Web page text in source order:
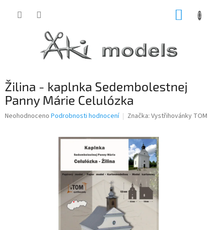
Žilina - kaplnka Sedembolestnej
Panny Márie Celulózka
Průměrné
Neohodnoceno Podrobnosti hodnocení Značka: Vystřihovánky TOM